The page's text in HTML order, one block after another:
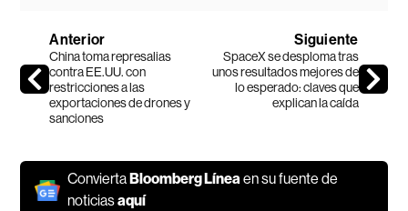
Anterior
China toma represalias
contra EE.UU. con
restricciones a las
exportaciones de drones y
sanciones
Siguiente
SpaceX se desploma tras
unos resultados mejores de
lo esperado: claves que
explican la caída
Convierta Bloomberg Líneaen su fuente de
noticiasaquí